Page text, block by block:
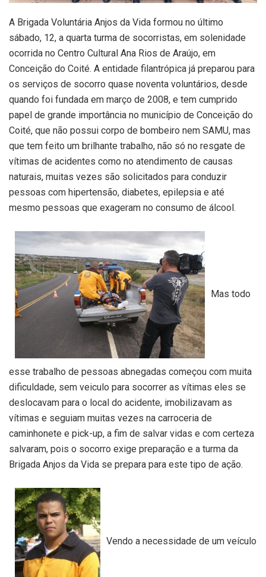
A Brigada Voluntária Anjos da Vida formou no último
sábado, 12, a quarta turma de socorristas, em solenidade
ocorrida no Centro Cultural Ana Rios de Araújo, em
Conceição do Coité. A entidade filantrópica já preparou para
os serviços de socorro quase noventa voluntários, desde
quando foi fundada em março de 2008, e tem cumprido
papel de grande importância no município de Conceição do
Coité, que não possui corpo de bombeiro nem SAMU, mas
que tem feito um brilhante trabalho, não só no resgate de
vítimas de acidentes como no atendimento de causas
naturais, muitas vezes são solicitados para conduzir
pessoas com hipertensão, diabetes, epilepsia e até
mesmo pessoas que exageram no consumo de álcool.
Mas todo
esse trabalho de pessoas abnegadas começou com muita
dificuldade, sem veiculo para socorrer as vítimas eles se
deslocavam para o local do acidente, imobilizavam as
vítimas e seguiam muitas vezes na carroceria de
caminhonete e pick-up, a fim de salvar vidas e com certeza
salvaram, pois o socorro exige preparação e a turma da
Brigada Anjos da Vida se prepara para este tipo de ação.
Vendo a necessidade de um veículo